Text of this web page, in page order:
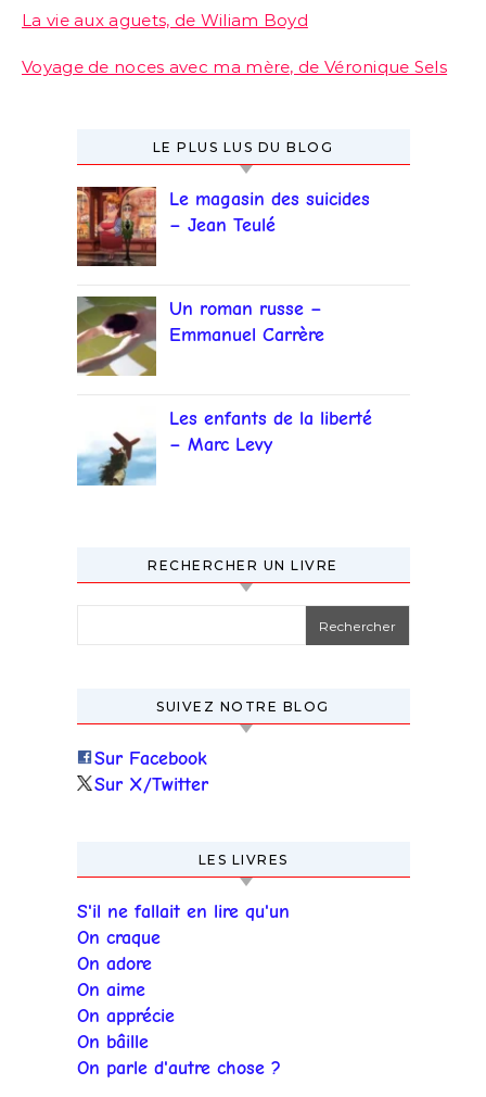
La vie aux aguets, de Wiliam Boyd
Voyage de noces avec ma mère, de Véronique Sels
LE PLUS LUS DU BLOG
Le magasin des suicides
– Jean Teulé
Un roman russe –
Emmanuel Carrère
Les enfants de la liberté
– Marc Levy
RECHERCHER UN LIVRE
SUIVEZ NOTRE BLOG
Sur Facebook
Sur X/Twitter
LES LIVRES
S'il ne fallait en lire qu'un
On craque
On adore
On aime
On apprécie
On bâille
On parle d'autre chose ?